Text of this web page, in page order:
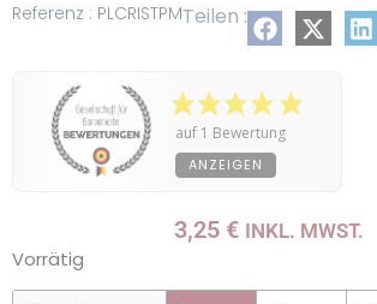
Referenz : PLCRISTPMTeilen :
auf 1 Bewertung
ANZEIGEN
3,25 € INKL. MWST.
Vorrätig